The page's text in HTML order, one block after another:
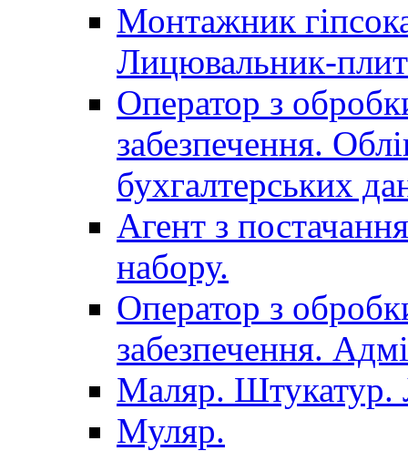
Монтажник
Лицювальник-
Оператор з
забезпечення.
бухгалтерських
Агент з
набору.
Оператор з
забезпечення.
Маляр. Штукатур.
Муляр.